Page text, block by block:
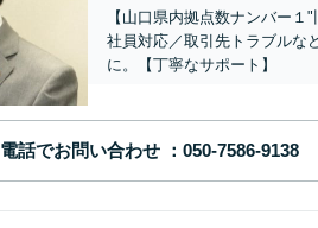
【山口県内拠点数ナンバー
社員対応／取引先トラブルな
に。【丁寧なサポート】
電話でお問い合わせ